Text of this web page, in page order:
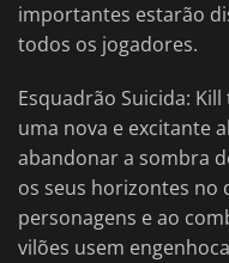
importantes estarão
todos os jogadores.
Esquadrão Suicida:
uma nova e excitante
abandonar a sombra
os seus horizontes no
personagens e ao
vilões usem